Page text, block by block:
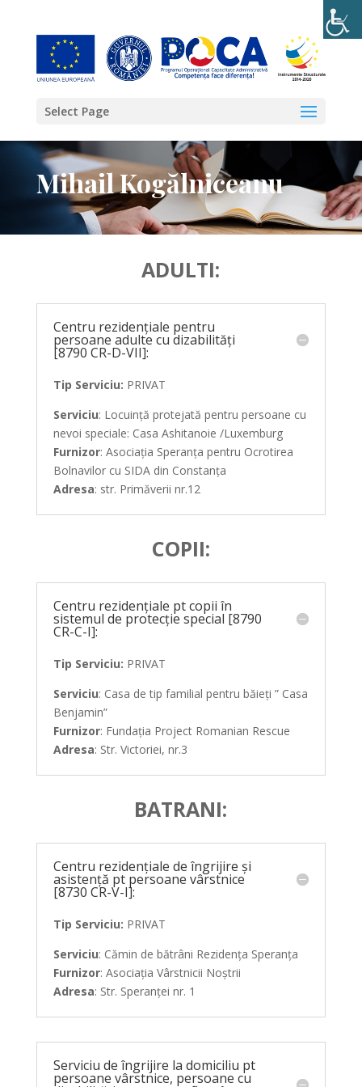
Select Page
Mihail Kogălniceanu
ADULTI:
Centru rezidențiale pentru
persoane adulte cu dizabilități
[8790 CR-D-VII]:
Tip Serviciu: PRIVAT
Serviciu: Locuință protejată pentru persoane cu
nevoi speciale: Casa Ashitanoie /Luxemburg
Furnizor: Asociația Speranța pentru Ocrotirea
Bolnavilor cu SIDA din Constanța
Adresa: str. Primăverii nr.12
COPII:
Centru rezidențiale pt copii în
sistemul de protecție special [8790
CR-C-I]:
Tip Serviciu: PRIVAT
Serviciu: Casa de tip familial pentru băieți ” Casa
Benjamin”
Furnizor: Fundația Project Romanian Rescue
Adresa: Str. Victoriei, nr.3
BATRANI:
Centru rezidențiale de îngrijire și
asistență pt persoane vârstnice
[8730 CR-V-I]:
Tip Serviciu: PRIVAT
Serviciu: Cămin de bătrâni Rezidența Speranța
Furnizor: Asociația Vârstnicii Noștrii
Adresa: Str. Speranței nr. 1
Serviciu de îngrijire la domiciliu pt
persoane vârstnice, persoane cu